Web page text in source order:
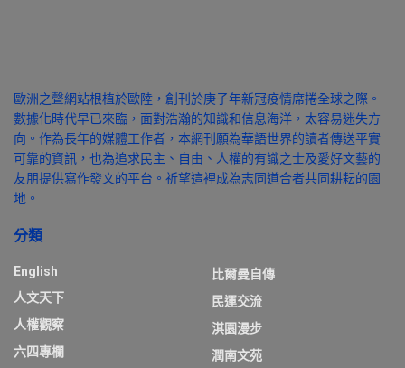
歐洲之聲網站根植於歐陸，創刊於庚子年新冠疫情席捲全球之際。
數據化時代早已來臨，面對浩瀚的知識和信息海洋，太容易迷失方
向。作為長年的媒體工作者，本網刊願為華語世界的讀者傳送平實
可靠的資訊，也為追求民主、自由、人權的有識之士及愛好文藝的
友朋提供寫作發文的平台。祈望這裡成為志同道合者共同耕耘的園
地。
分類
English
人文天下
人權觀察
六四專欄
比爾曼自傳
民運交流
淇園漫步
潤南文苑